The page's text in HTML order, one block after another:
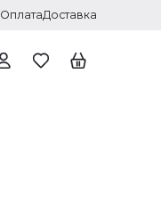
ОплатаДоставка